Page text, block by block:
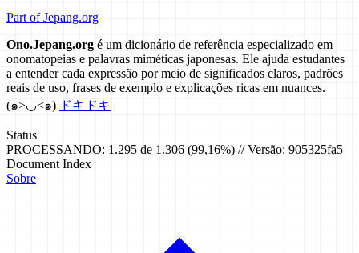
Part of Jepang.org
Ono.Jepang.org é um dicionário de referência especializado em
onomatopeias e palavras miméticas japonesas. Ele ajuda estudantes
a entender cada expressão por meio de significados claros, padrões
reais de uso, frases de exemplo e explicações ricas em nuances.
(๑>◡<๑) ドキドキ
Status
PROCESSANDO: 1.295 de 1.306 (99,16%) // Versão: 905325fa5
Document Index
Sobre